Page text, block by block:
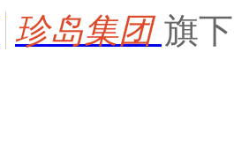
珍岛集团 旗